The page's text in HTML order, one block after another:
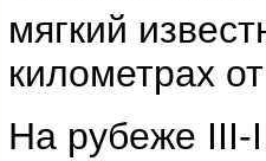
мягкий
километрах
На рубеже III-